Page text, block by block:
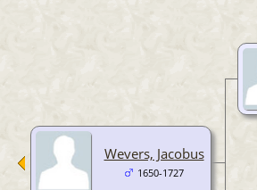
Wevers, Jacobus
1650-1727